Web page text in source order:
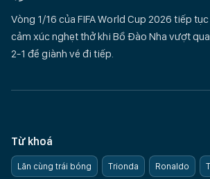
Vòng 1/16 của FIFA World Cup 2026 tiếp
cảm xúc nghẹt thở khi Bồ Đào Nha vượt
2-1 để giành vé đi tiếp.
Từ khoá
Lăn cùng trái bóng Trionda Ronaldo